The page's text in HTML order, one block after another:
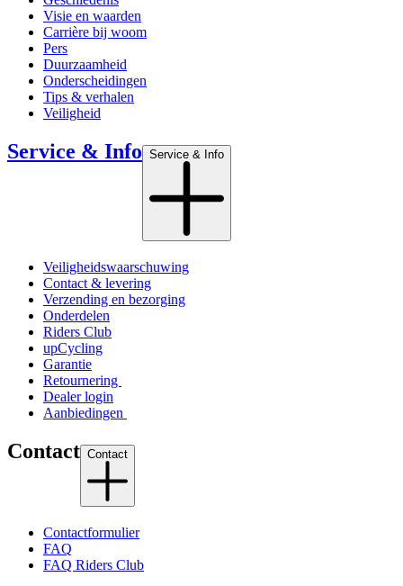
Visie en waarden
Carrière bij woom
Pers
Duurzaamheid
Onderscheidingen
Tips & verhalen
Veiligheid
Service & Info Service & Info
Veiligheidswaarschuwing
Contact & levering
Verzending en bezorging
Onderdelen
Riders Club
upCycling
Garantie
Retournering
Dealer login
Aanbiedingen
Contact Contact
Contactformulier
FAQ
FAQ Riders Club